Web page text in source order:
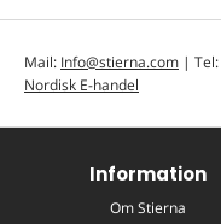
Mail: Info@stierna.com | Tel:
Nordisk E-handel
Information
Om Stierna